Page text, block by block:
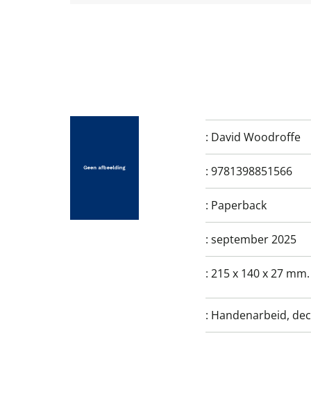
: David Woodroffe
: 9781398851566
: Paperback
: september 2025
: 215 x 140 x 27 mm.
: Handenarbeid,